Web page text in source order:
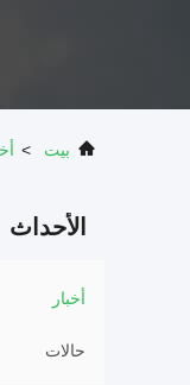
بيت >
الأحداث
أخبار
حالات